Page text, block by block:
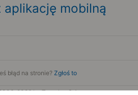
aplikację mobilną
błąd na stronie?Zgłoś to
2026 by Teroplan S.A.